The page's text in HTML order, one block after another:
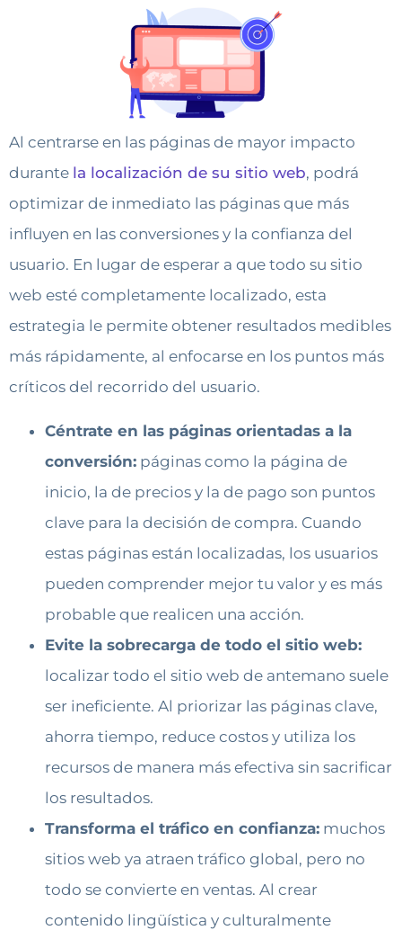
Al centrarse en las páginas de mayor impacto
durante la localización de su sitio web, podrá
optimizar de inmediato las páginas que más
influyen en las conversiones y la confianza del
usuario. En lugar de esperar a que todo su sitio
web esté completamente localizado, esta
estrategia le permite obtener resultados medibles
más rápidamente, al enfocarse en los puntos más
críticos del recorrido del usuario.
Céntrate en las páginas orientadas a la
conversión: páginas como la página de
inicio, la de precios y la de pago son puntos
clave para la decisión de compra. Cuando
estas páginas están localizadas, los usuarios
pueden comprender mejor tu valor y es más
probable que realicen una acción.
Evite la sobrecarga de todo el sitio web:
localizar todo el sitio web de antemano suele
ser ineficiente. Al priorizar las páginas clave,
ahorra tiempo, reduce costos y utiliza los
recursos de manera más efectiva sin sacrificar
los resultados.
Transforma el tráfico en confianza: muchos
sitios web ya atraen tráfico global, pero no
todo se convierte en ventas. Al crear
contenido lingüística y culturalmente